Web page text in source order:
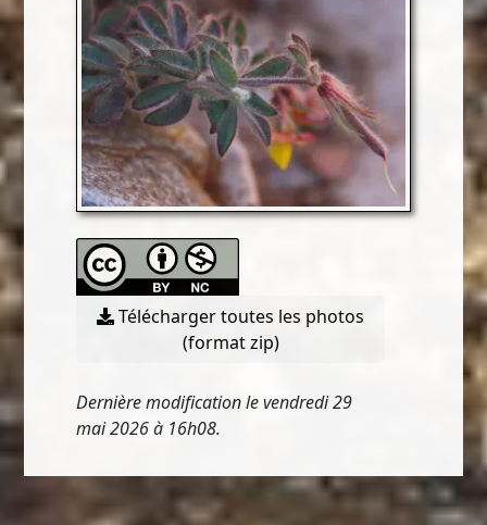
Télécharger toutes les photos
(format zip)
Dernière modification le vendredi 29
mai 2026 à 16h08.